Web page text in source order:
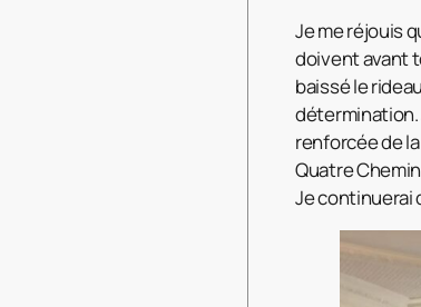
Je me réjouis
doivent avant
baissé le
détermination.
renforcée de
Quatre
Je continuerai